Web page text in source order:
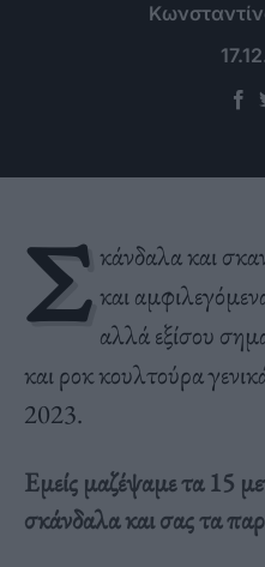
Σ κάνδαλα και
και
αλλά εξίσου
και ροκ κουλτούρα
2023.
Εμείς μαζέψαμε τα 15
σκάνδαλα και σας τα